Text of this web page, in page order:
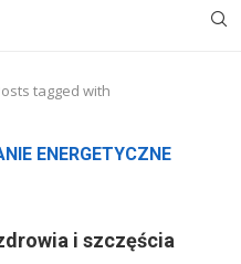
tagged with
ENERGETYCZNE
i szczęścia